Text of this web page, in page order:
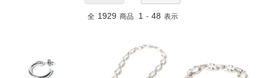
全 1929 商品 1 - 48 表示